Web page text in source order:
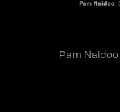
Pam Naidoo